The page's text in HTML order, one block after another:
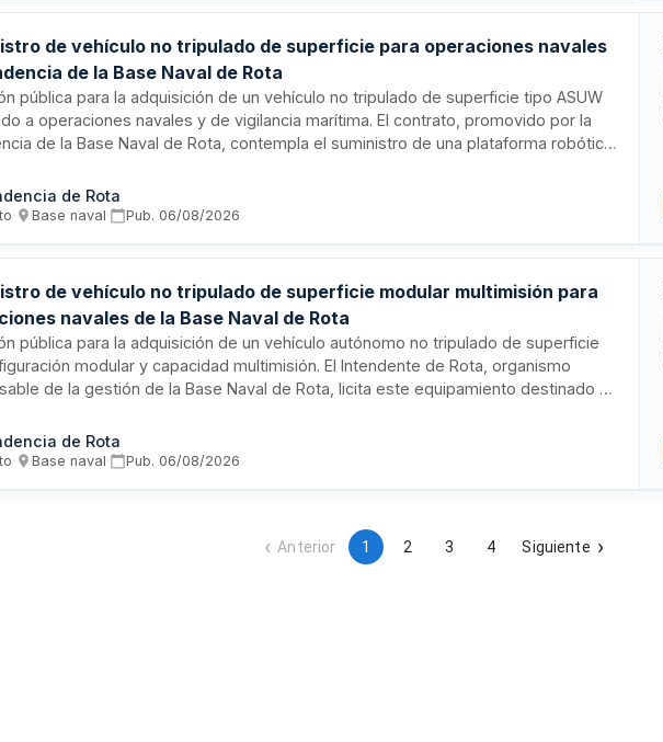
de vehículo no tripulado de superficie para operaciones navales
de la Base Naval de Rota
pública para la adquisición de un vehículo no tripulado de superficie tipo ASUW
a operaciones navales y de vigilancia marítima. El contrato, promovido por la
de la Base Naval de Rota, contempla el suministro de una plataforma robótica
marino. Este tipo de equipamiento es fundamental para las capacidades
de la Armada, mejorando la seguridad y eficiencia en operaciones navales.
de Rota
· Base naval· Pub. 06/08/2026
de vehículo no tripulado de superficie modular multimisión para
navales de la Base Naval de Rota
pública para la adquisición de un vehículo autónomo no tripulado de superficie
modular y capacidad multimisión. El Intendente de Rota, organismo
de la gestión de la Base Naval de Rota, licita este equipamiento destinado a
naval. El USV debe ser configurable para múltiples aplicaciones tácticas y de
integrándose en las capacidades operacionales de la instalación militar.
de Rota
· Base naval· Pub. 06/08/2026
Anterior 1 2 3 4 Siguiente